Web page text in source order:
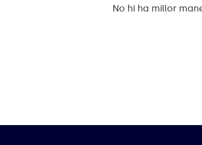
No hi ha millor